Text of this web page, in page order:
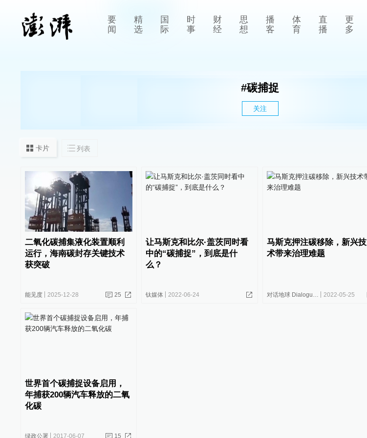
要
闻
精
选
国
际
时
事
财
经
思
想
播
客
体
育
直
播
更
多
#碳捕捉
关注
卡片 列表
二氧化碳捕集液化装置顺利
运行，海南碳封存关键技术
获突破
能见度 2025-12-28 25
让马斯克和比尔·盖茨同时看
中的“碳捕捉”，到底是什
么？
钛媒体 2022-06-24
马斯克押注碳移除，新兴技
术带来治理难题
对话地球 Dialogue Earth 2022-05-25
世界首个碳捕捉设备启用，
年捕获200辆汽车释放的二氧
化碳
绿政公署 2017-06-07 15